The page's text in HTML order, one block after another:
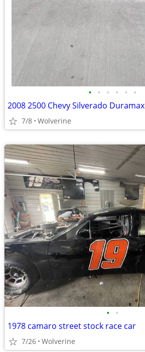
• • • • • •
2008 2500 Chevy Silverado Duramax
7/8 Wolverine
• •
1978 camaro street stock race car
7/26 Wolverine